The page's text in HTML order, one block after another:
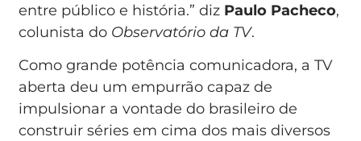
entre público e história.” diz Paulo Pacheco,
colunista do Observatório da TV.
Como grande potência comunicadora, a TV
aberta deu um empurrão capaz de
impulsionar a vontade do brasileiro de
construir séries em cima dos mais diversos